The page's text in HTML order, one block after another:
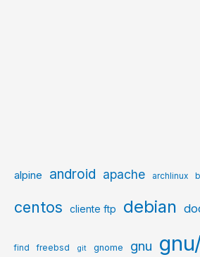
alpine android apache archlinux
centos cliente ftp debian
find freebsd git gnome gnu